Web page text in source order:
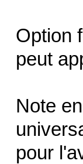
Option
peut
Note
pour